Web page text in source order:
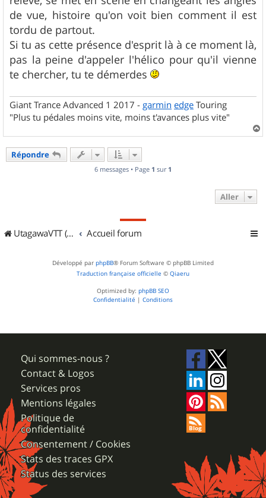
de vue, histoire qu'on voit bien comment il est
tordu de partout.
Si tu as cette présence d'esprit là à ce moment là,
pas la peine d'appeler l'hélico pour qu'il vienne
te chercher, tu te démerdes
Giant Trance Advanced 1 2017 - garmin edge Touring
"Plus tu pédales moins vite, moins t'avances plus vite"
a
Répondre
6 messages • Page 1 sur 1
Aller
UtagawaVTT (Randos VTT et VTTAE avec traces GPS) Accueil forum
Développé par phpBB® Forum Software © phpBB Limited
Traduction française officielle © Qiaeru
Optimized by: phpBB SEO
Confidentialité | Conditions
Qui sommes-nous ?
Contact & Logos
Services pros
Mentions légales
Politique de
confidentialité
Consentement / Cookies
Stats des traces GPX
Status des services